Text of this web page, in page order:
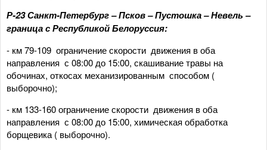
Р-23 Санкт-Петербург – Псков – Пустошка – Невель –
граница с Республикой Белоруссия:
- км 79-109 ограничение скорости движения в оба
направления с 08:00 до 15:00, скашивание травы на
обочинах, откосах механизированным способом (
выборочно);
- км 133-160 ограничение скорости движения в оба
направления с 08:00 до 15:00, химическая обработка
борщевика ( выборочно).